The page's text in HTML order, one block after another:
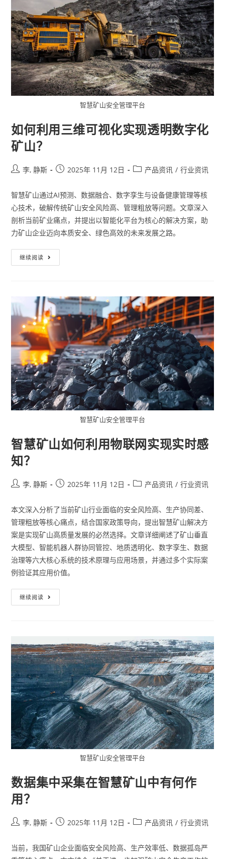
智慧矿山安全管理平台
如何利用三维可视化实现透明数字化
矿山？
李, 静斯 2025年 11月 12日 产品资讯 / 行业资讯
智慧矿山通过AI预测、数据融合、数字孪生与设备健康管理等核
心技术，破解传统矿山安全风险高、管理粗放等问题。文章深入
剖析当前矿业痛点，并提出以智能化平台为核心的解决方案，助
力矿山企业迈向本质安全、绿色高效的未来发展之路。
继续阅读
智慧矿山安全管理平台
智慧矿山如何利用物联网实现实时感
知？
李, 静斯 2025年 11月 12日 产品资讯 / 行业资讯
本文深入分析了当前矿山行业面临的安全风险高、生产协同差、
管理粗放等核心痛点，结合国家政策导向，提出智慧矿山解决方
案是实现矿山高质量发展的必然选择。文章详细阐述了矿山垂直
大模型、智能机器人群协同管控、地质透明化、数字孪生、数据
治理等六大核心系统的技术原理与应用场景，并通过多个实际案
例验证其应用价值。
继续阅读
智慧矿山安全管理平台
数据集中采集在智慧矿山中有何作
用？
李, 静斯 2025年 11月 12日 产品资讯 / 行业资讯
当前，我国矿山企业面临安全风险高、生产效率低、数据孤岛严